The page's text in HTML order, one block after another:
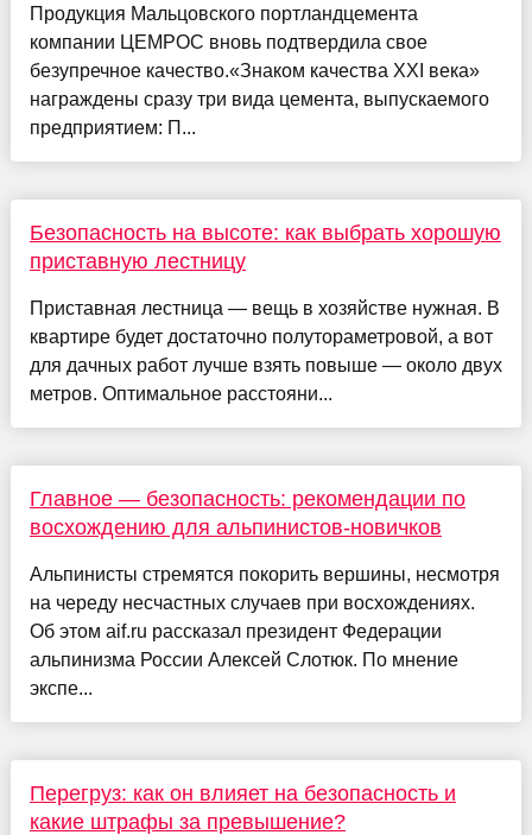
Продукция Мальцовского портландцемента
компании ЦЕМРОС вновь подтвердила свое
безупречное качество.«Знаком качества ХХI века»
награждены сразу три вида цемента, выпускаемого
предприятием: П...
Безопасность на высоте: как выбрать хорошую
приставную лестницу
Приставная лестница — вещь в хозяйстве нужная. В
квартире будет достаточно полутораметровой, а вот
для дачных работ лучше взять повыше — около двух
метров. Оптимальное расстояни...
Главное — безопасность: рекомендации по
восхождению для альпинистов-новичков
Альпинисты стремятся покорить вершины, несмотря
на череду несчастных случаев при восхождениях.
Об этом aif.ru рассказал президент Федерации
альпинизма России Алексей Слотюк. По мнение
экспе...
Перегруз: как он влияет на безопасность и
какие штрафы за превышение?